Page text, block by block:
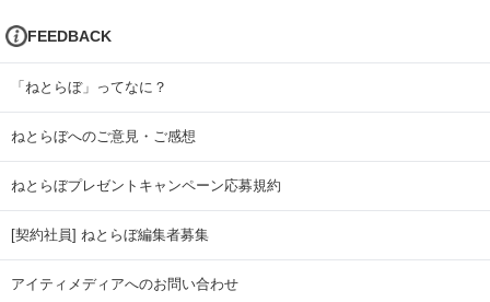
FEEDBACK
「ねとらぼ」ってなに？
ねとらぼへのご意見・ご感想
ねとらぼプレゼントキャンペーン応募規約
[契約社員] ねとらぼ編集者募集
アイティメディアへのお問い合わせ